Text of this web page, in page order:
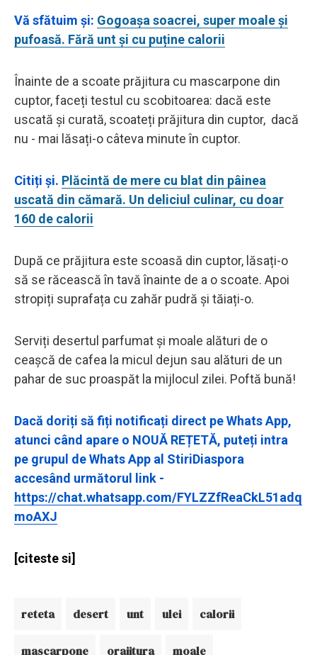
Vă sfătuim și: Gogoașa soacrei, super moale și
pufoasă. Fără unt și cu puține calorii
Înainte de a scoate prăjitura cu mascarpone din
cuptor, faceți testul cu scobitoarea: dacă este
uscată și curată, scoateți prăjitura din cuptor, dacă
nu - mai lăsați-o câteva minute în cuptor.
Citiți și. Plăcintă de mere cu blat din pâinea
uscată din cămară. Un deliciul culinar, cu doar
160 de calorii
După ce prăjitura este scoasă din cuptor, lăsați-o
să se răcească în tavă înainte de a o scoate. Apoi
stropiți suprafața cu zahăr pudră și tăiați-o.
Serviți desertul parfumat și moale alături de o
ceașcă de cafea la micul dejun sau alături de un
pahar de suc proaspăt la mijlocul zilei. Poftă bună!
Dacă doriți să fiți notificați direct pe Whats App,
atunci când apare o NOUĂ REȚETĂ, puteți intra
pe grupul de Whats App al StiriDiaspora
accesând următorul link -
https://chat.whatsapp.com/FYLZZfReaCkL51adq
moAXJ
[citeste si]
reteta desert unt ulei calorii
mascarpone orajitura moale